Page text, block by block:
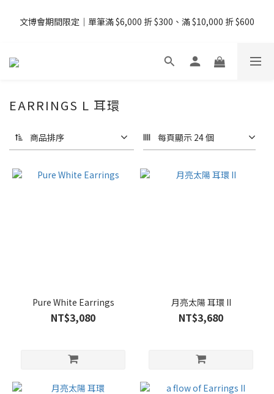
免運
文博會期間限定｜單筆滿 $6,000 折 $300、滿 $10,000 折 $600
08/07 - 09  台灣下單即免運 ・港澳滿 USD99、新加坡滿 USD199
EARRINGS L 耳環
商品排序 每頁顯示 24 個
Pure White Earrings
NT$3,080
月亮太陽 耳環 II
NT$3,680